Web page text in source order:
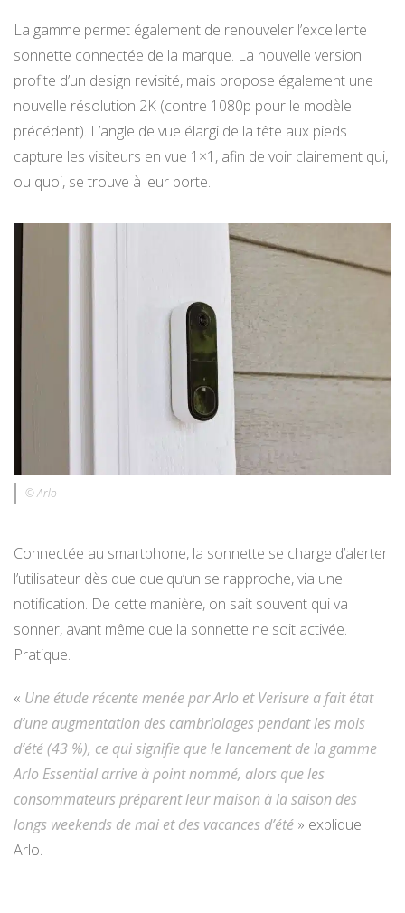
La gamme permet également de renouveler l’excellente
sonnette connectée de la marque. La nouvelle version
profite d’un design revisité, mais propose également une
nouvelle résolution 2K (contre 1080p pour le modèle
précédent). L’angle de vue élargi de la tête aux pieds
capture les visiteurs en vue 1×1, afin de voir clairement qui,
ou quoi, se trouve à leur porte.
© Arlo
Connectée au smartphone, la sonnette se charge d’alerter
l’utilisateur dès que quelqu’un se rapproche, via une
notification. De cette manière, on sait souvent qui va
sonner, avant même que la sonnette ne soit activée.
Pratique.
« Une étude récente menée par Arlo et Verisure a fait état
d’une augmentation des cambriolages pendant les mois
d’été (43 %), ce qui signifie que le lancement de la gamme
Arlo Essential arrive à point nommé, alors que les
consommateurs préparent leur maison à la saison des
longs weekends de mai et des vacances d’été » explique
Arlo.